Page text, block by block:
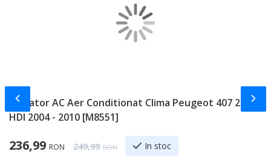
Radiator AC Aer Conditionat Clima Peugeot 407 2.0
HDI 2004 - 2010 [M8551]
Special Price
236,99 RON Regular Price
249,99 RON In stoc
Slide-ul anterior